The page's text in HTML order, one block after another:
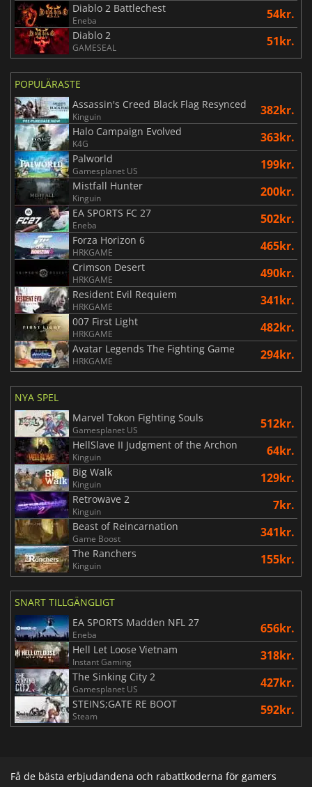
Diablo 2 Battlechest
Eneba 54kr.
Diablo 2
GAMESEAL 51kr.
POPULÄRASTE
Assassin's Creed Black Flag Resynced
Kinguin 382kr.
Halo Campaign Evolved
K4G 363kr.
Palworld
Gamesplanet US 199kr.
Mistfall Hunter
Kinguin 200kr.
EA SPORTS FC 27
Eneba 502kr.
Forza Horizon 6
HRKGAME 465kr.
Crimson Desert
HRKGAME 490kr.
Resident Evil Requiem
HRKGAME 341kr.
007 First Light
HRKGAME 482kr.
Avatar Legends The Fighting Game
HRKGAME 294kr.
NYA SPEL
Marvel Tokon Fighting Souls
Gamesplanet US 512kr.
HellSlave II Judgment of the Archon
Kinguin 64kr.
Big Walk
Kinguin 129kr.
Retrowave 2
Kinguin 7kr.
Beast of Reincarnation
Game Boost 341kr.
The Ranchers
Kinguin 155kr.
SNART TILLGÄNGLIGT
EA SPORTS Madden NFL 27
Eneba 656kr.
Hell Let Loose Vietnam
Instant Gaming 318kr.
The Sinking City 2
Gamesplanet US 427kr.
STEINS;GATE RE BOOT
Steam 592kr.
Få de bästa erbjudandena och rabattkoderna för gamers